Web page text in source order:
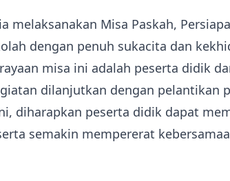
melaksanakan Misa Paskah,
dengan penuh sukacita dan
misa ini adalah peserta didik
dilanjutkan dengan pelantikan
diharapkan peserta didik dapat
semakin mempererat